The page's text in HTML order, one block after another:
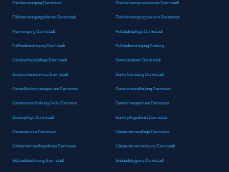
Flächenreinigung Darmstadt Flächenreinigungsdienste Darmstadt
Flächenreinigungsdienste Darmstadt Flächenreinigungsservice Darmstadt
Flurreinigung Darmstadt Fußbodenpflege Darmstadt
Fußbodenreinigung Darmstadt Fußbodenreinigung Dieburg
Gartenanlagenpflege Darmstadt Gartenarbeiten Darmstadt
Gartenarbeitsservice Darmstadt Gartenbetreuung Darmstadt
Gartenflächenmanagement Darmstadt Garteninstandhaltung Darmstadt
Garteninstandhaltung Groß-Zimmern Gartenmanagement Darmstadt
Gartenpflege Darmstadt Gartenpflegedienst Darmstadt
Gartenservice Darmstadt Gästezimmerpflege Darmstadt
Gästezimmerpflegedienst Darmstadt Gästezimmerreinigung Darmstadt
Gebäudebetreuung Darmstadt Gebäudehygiene Darmstadt